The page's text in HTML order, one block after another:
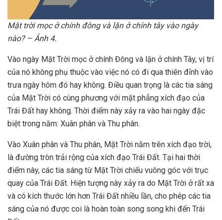
Mặt trời mọc ở chính đông và lặn ở chính tây vào ngày
nào? – Ảnh 4.
Vào ngày Mặt Trời mọc ở chính Đông và lặn ở chính Tây, vị trí
của nó không phụ thuộc vào việc nó có đi qua thiên đỉnh vào
trưa ngày hôm đó hay không. Điều quan trọng là các tia sáng
của Mặt Trời có cùng phương với mặt phẳng xích đạo của
Trái Đất hay không. Thời điểm này xảy ra vào hai ngày đặc
biệt trong năm: Xuân phân và Thu phân.
Vào Xuân phân và Thu phân, Mặt Trời nằm trên xích đạo trời,
là đường tròn trải rộng của xích đạo Trái Đất. Tại hai thời
điểm này, các tia sáng từ Mặt Trời chiếu vuông góc với trục
quay của Trái Đất. Hiện tượng này xảy ra do Mặt Trời ở rất xa
và có kích thước lớn hơn Trái Đất nhiều lần, cho phép các tia
sáng của nó được coi là hoàn toàn song song khi đến Trái